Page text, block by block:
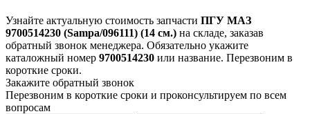
Узнайте актуальную стоимость запчасти ПГУ МАЗ
9700514230 (Sampa/096111) (14 см.) на складе, заказав
обратный звонок менеджера. Обязательно укажите
каталожный номер 9700514230 или название. Перезвоним в
короткие сроки.
Закажите обратный звонок
Перезвоним в короткие сроки и проконсультируем по всем
вопросам